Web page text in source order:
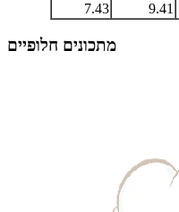
9.41
7.43
מתכונים חלופיים